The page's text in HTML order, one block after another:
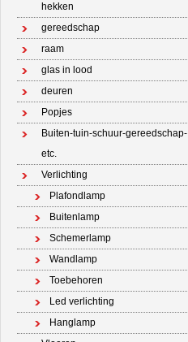
hekken
gereedschap
raam
glas in lood
deuren
Popjes
Buiten-tuin-schuur-gereedschap-
etc.
Verlichting
Plafondlamp
Buitenlamp
Schemerlamp
Wandlamp
Toebehoren
Led verlichting
Hanglamp